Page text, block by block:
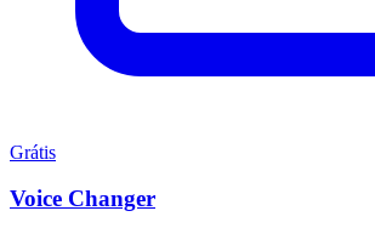
Grátis
Voice Changer